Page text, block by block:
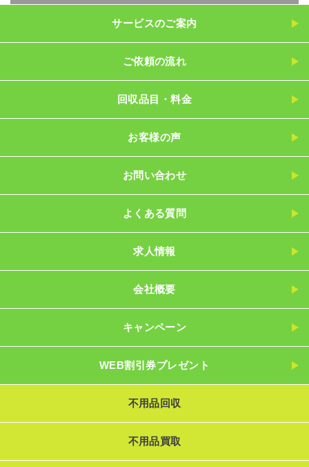
サービスのご案内
ご依頼の流れ
回収品目・料金
お客様の声
お問い合わせ
よくある質問
求人情報
会社概要
キャンペーン
WEB割引券プレゼント
不用品回収
不用品買取